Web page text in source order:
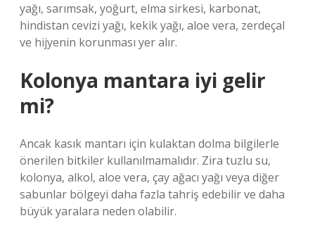
yağı, sarımsak, yoğurt, elma sirkesi, karbonat,
hindistan cevizi yağı, kekik yağı, aloe vera, zerdeçal
ve hijyenin korunması yer alır.
Kolonya mantara iyi gelir
mi?
Ancak kasık mantarı için kulaktan dolma bilgilerle
önerilen bitkiler kullanılmamalıdır. Zira tuzlu su,
kolonya, alkol, aloe vera, çay ağacı yağı veya diğer
sabunlar bölgeyi daha fazla tahriş edebilir ve daha
büyük yaralara neden olabilir.